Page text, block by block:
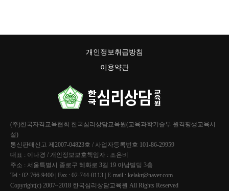
이 약관은 (주)한국자격교육협회 (이하 "회사"라 합니다.)이 운영
하는 한국심리상담교육원 사이트에서 제공하는 인터넷관련 서비
의무 및 책임사항을 규정함을 목적으로 합니다.
제 2조 (용어의 정의)
본 약관에서 사용되는 주요한 용어의 정의는 다음과 같습니다.
하 "재화등"이라 함)을 이용자에게 제공하기 위하여 컴퓨터등 정
보통신 설비를 이용하여 재화등을 거래할 수 있도록 설정한 가상
의 영업장을 말하며, 아울러 사이버몰을 운영하는 사업자의 의미
로도 사용합니다.
- 종이에 출력된 개인정보 : 분쇄기로 분쇄하거나 소각
법을 사용하여 삭제
3) 다만, 전자상거래 등에서의 소비자보호에 관한 법률 등 관계법
령이 정하는 경우 회원님의 ‘협회’의 회원 탈퇴 이후에도 법령이
4. 외부 기관 단체로부터 성적조회 요청이 있을 경우 제공에 동의
합니다.
개인정보취급방침
이용약관
(주)한국자격교육협회 한국심리상담교육원(교육과학기술부 원격평생교육시
설)
통신판매신고 제2007-04823호 / 사업자등록번호 101-86-29959
대표 : 이나경 / 개인정보보호책임자 : 조은비
주소 : 서울특별시 종로구 혜화로 3길 19 아남빌딩 3층
Tel : 02-766-9400 | Fax : 02-744-0113 | E-mail : kelakr@naver.com
Copyright(c) 2007~2018 한국심리상담교육원 All Rights Reserved